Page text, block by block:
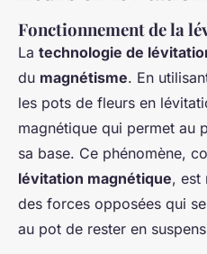
Fonctionnement de la
La technologie de
du magnétisme. En
les pots de fleurs en
magnétique qui permet au
sa base. Ce phénomène,
lévitation magnétique, est
des forces opposées qui
au pot de rester en